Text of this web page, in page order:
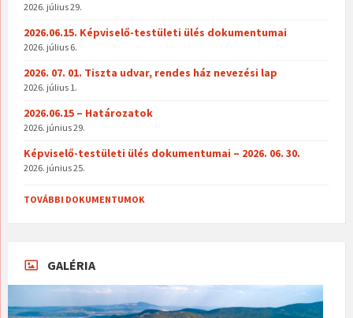
2026. július 29.
2026.06.15. Képviselő-testületi ülés dokumentumai
2026. július 6.
2026. 07. 01. Tiszta udvar, rendes ház nevezési lap
2026. július 1.
2026.06.15 – Határozatok
2026. június 29.
Képviselő-testületi ülés dokumentumai – 2026. 06. 30.
2026. június 25.
TOVÁBBI DOKUMENTUMOK
GALÉRIA